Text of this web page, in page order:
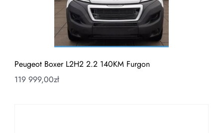
Peugeot Boxer L2H2 2.2 140KM Furgon
119 999,00zł